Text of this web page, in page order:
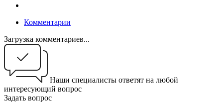
Комментарии
Загрузка комментариев...
Наши специалисты ответят на любой
интересующий вопрос
Задать вопрос